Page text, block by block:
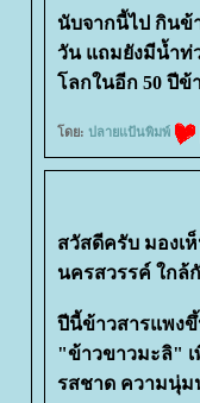
นับจากนี้ไป กินข้
วัน แถมยังมีน้ำ
ลกในอีก 50 ปีข้
ดย: ปลายแป้นพิมพ์
สวัสดีครับ มองเ
นครสวรรค์ ใกล้
ปีนี้ข้าวสารแพงขึ้
"ข้าวขาวมะลิ"
รสชาด ความนุ่ม